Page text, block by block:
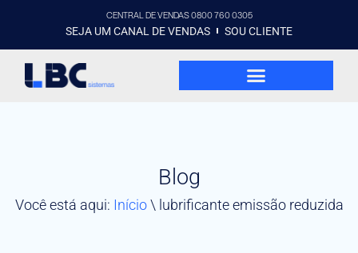
CENTRAL DE VENDAS 0800 760 0305
SEJA UM CANAL DE VENDAS SOU CLIENTE
Blog
Você está aqui: Início\ lubrificante emissão reduzida